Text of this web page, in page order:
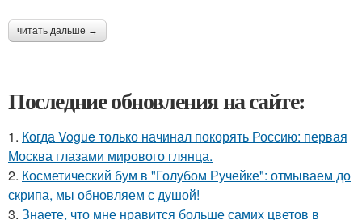
читать дальше →
Последние обновления на сайте:
1. Когда Vogue только начинал покорять Россию: первая
Москва глазами мирового глянца.
2. Косметический бум в "Голубом Ручейке": отмываем до
скрипа, мы обновляем с душой!
3. Знаете, что мне нравится больше самих цветов в